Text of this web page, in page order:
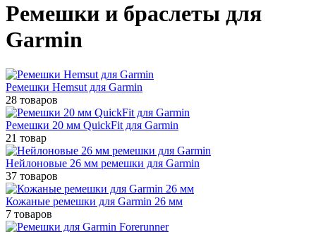
Ремешки и браслеты для
Garmin
Ремешки Hemsut для Garmin
28 товаров
Ремешки 20 мм QuickFit для Garmin
21 товар
Нейлоновые 26 мм ремешки для Garmin
37 товаров
Кожаные ремешки для Garmin 26 мм
7 товаров